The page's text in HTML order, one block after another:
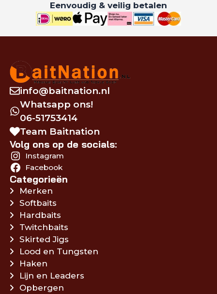
Eenvoudig & veilig betalen
info@baitnation.nl
Whatsapp ons!
06-51753414
Team Baitnation
Volg ons op de socials:
Instagram
Facebook
Categorieën
Merken
Softbaits
Hardbaits
Twitchbaits
Skirted Jigs
Lood en Tungsten
Haken
Lijn en Leaders
Opbergen